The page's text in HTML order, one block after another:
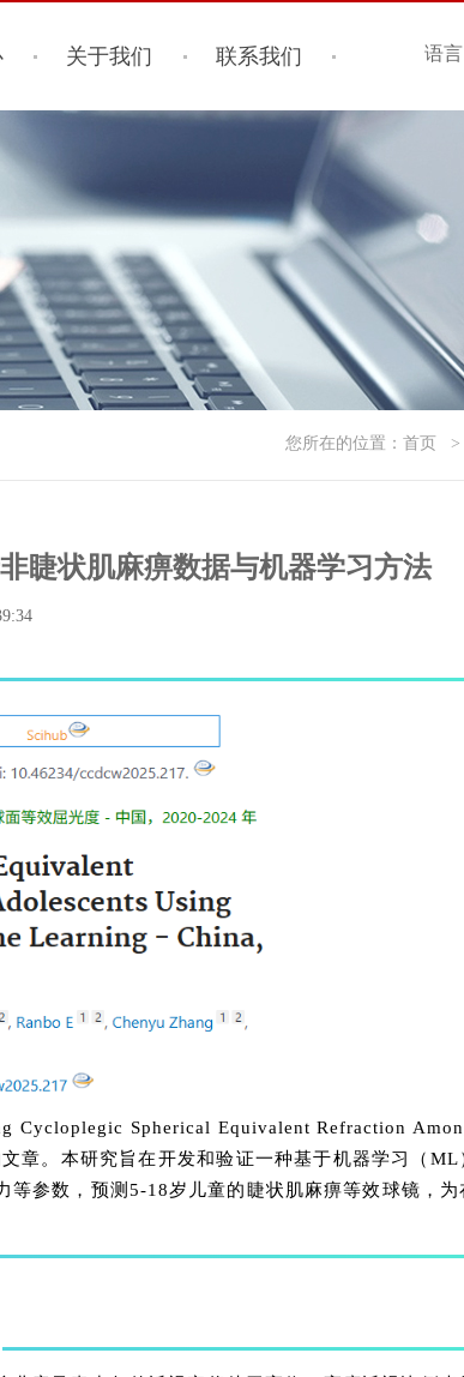
语
关于我们 联系我们
您所在的位置： 首页 >
睫状肌麻痹数据与机器学习方法
Spherical Equivalent Refraction
。本研究旨在开发和验证一种基于机器学习（ML
参数，预测5-18岁儿童的睫状肌麻痹等效球镜，为